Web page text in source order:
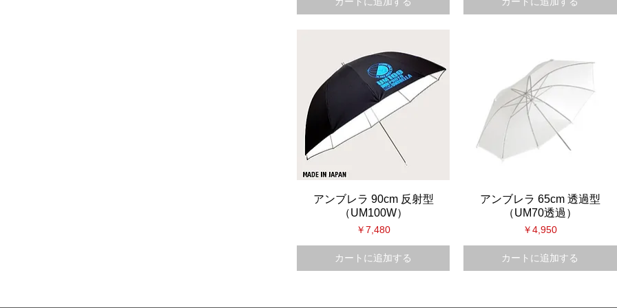
アンブレラ 90cm 反射型
（UM100W）
価格
￥7,480
カートに追加する
アンブレラ 65cm 透過型
（UM70透過）
価格
￥4,950
カートに追加する